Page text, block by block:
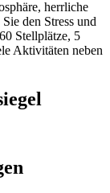
herrliche
den Stress und
Stellplätze, 5
Aktivitäten neben